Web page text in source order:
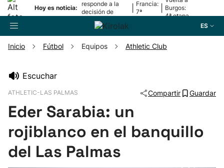
Hoy es noticia:
responde a la
decisión de
Oriamendi
Francia:
7ª
Burgos:
4ª etapa
ES
Pelota
Remo
Inicio Fútbol Equipos Athletic Club
Escuchar
ATHLETIC-LAS PALMAS Compartir Guardar
Eder Sarabia: un
rojiblanco en el banquillo
del Las Palmas